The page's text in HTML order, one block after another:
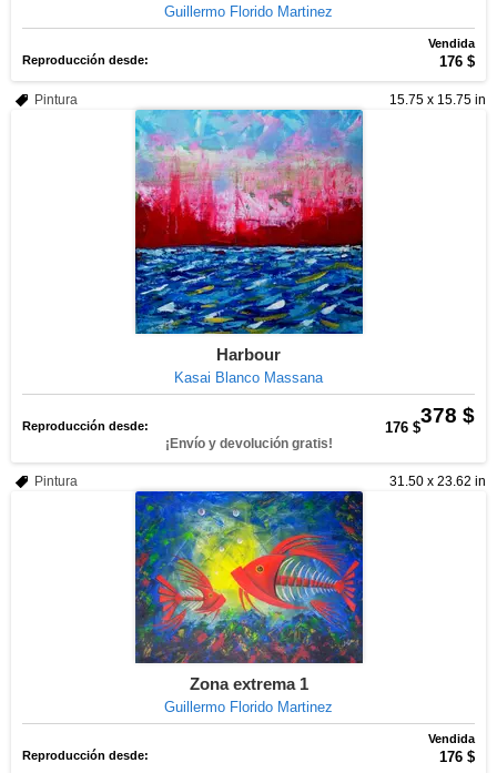
Guillermo Florido Martinez
Vendida
Reproducción desde:
176 $
15.75 x 15.75 in
Pintura
Harbour
Kasai Blanco Massana
378 $
Reproducción desde: 176 $
¡Envío y devolución gratis!
31.50 x 23.62 in
Pintura
Zona extrema 1
Guillermo Florido Martinez
Vendida
Reproducción desde:
176 $